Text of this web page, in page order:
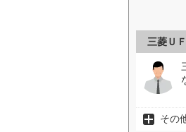
三菱Ｕ
その